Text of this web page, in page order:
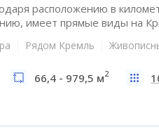
расположению в
имеет прямые виды на
Рядом Кремль
66,4 - 979,5 м2